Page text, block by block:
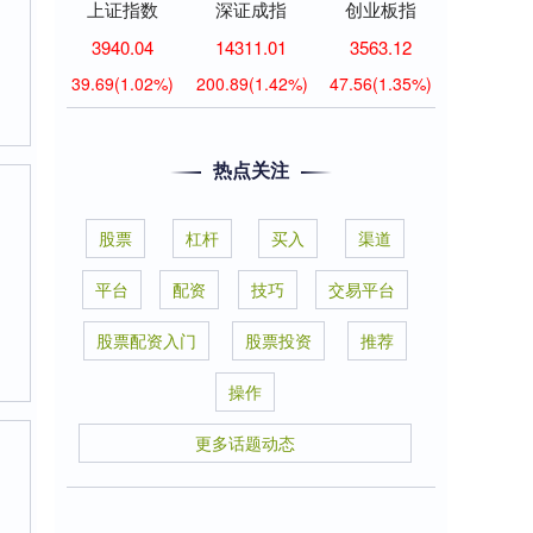
上证指数
3940.04
39.69(1.02%)
深证成指
14311.01
200.89(1.42%)
创业板指
3563.12
47.56(1.35%)
热点关注
股票 杠杆 买入 渠道
平台 配资 技巧 交易平台
股票配资入门 股票投资 推荐
操作
更多话题动态